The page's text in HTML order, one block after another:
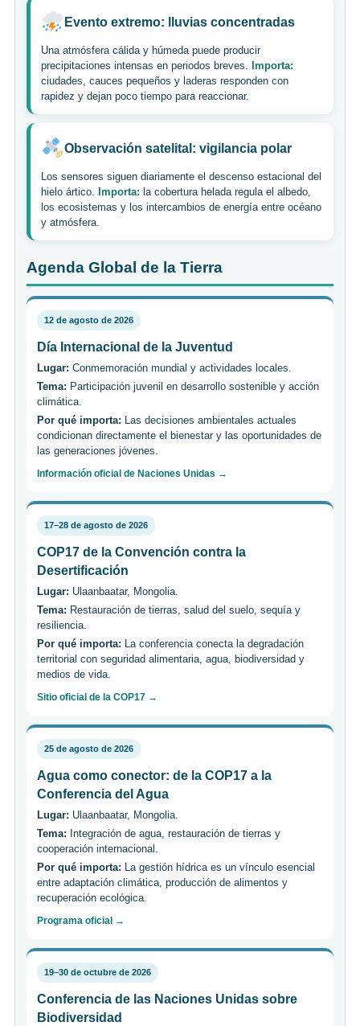
Evento extremo: lluvias concentradas
Una atmósfera cálida y húmeda puede producir
precipitaciones intensas en periodos breves. Importa:
ciudades, cauces pequeños y laderas responden con
rapidez y dejan poco tiempo para reaccionar.
Observación satelital: vigilancia polar
Los sensores siguen diariamente el descenso estacional del
hielo ártico. Importa: la cobertura helada regula el albedo,
los ecosistemas y los intercambios de energía entre océano
y atmósfera.
Agenda Global de la Tierra
12 de agosto de 2026
Día Internacional de la Juventud
Lugar: Conmemoración mundial y actividades locales.
Tema: Participación juvenil en desarrollo sostenible y acción
climática.
Por qué importa: Las decisiones ambientales actuales
condicionan directamente el bienestar y las oportunidades de
las generaciones jóvenes.
Información oficial de Naciones Unidas →
17–28 de agosto de 2026
COP17 de la Convención contra la
Desertificación
Lugar: Ulaanbaatar, Mongolia.
Tema: Restauración de tierras, salud del suelo, sequía y
resiliencia.
Por qué importa: La conferencia conecta la degradación
territorial con seguridad alimentaria, agua, biodiversidad y
medios de vida.
Sitio oficial de la COP17 →
25 de agosto de 2026
Agua como conector: de la COP17 a la
Conferencia del Agua
Lugar: Ulaanbaatar, Mongolia.
Tema: Integración de agua, restauración de tierras y
cooperación internacional.
Por qué importa: La gestión hídrica es un vínculo esencial
entre adaptación climática, producción de alimentos y
recuperación ecológica.
Programa oficial →
19–30 de octubre de 2026
Conferencia de las Naciones Unidas sobre
Biodiversidad